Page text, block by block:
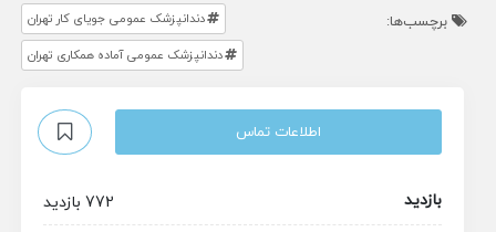
برچسب‌ها:
دندانپزشک عمومی جویای کار تهران
دندانپزشک عمومی آماده همکاری تهران
اطلاعات تماس
بازدید
772 بازدید